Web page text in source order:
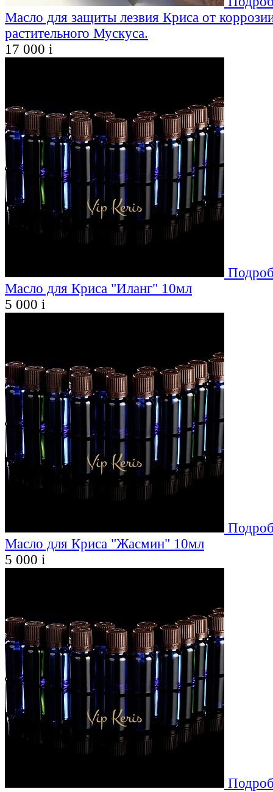
Масло для защиты лезвия Криса от
растительного Мускуса.
17 000 i
Масло для Криса "Иланг" 10мл
5 000 i
Масло для Криса "Жасмин" 10мл
5 000 i